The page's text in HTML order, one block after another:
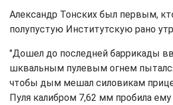
Александр Тонских был первым,
полупустую Институтскую рано
"Дошел до последней баррикады
шквальным пулевым огнем
чтобы дым мешал силовикам
Пуля калибром 7,62 мм пробила ему